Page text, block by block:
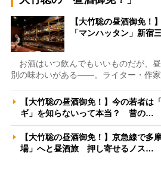
【大竹聡の昼酒御免！
「マンハッタン」新
お酒はいつ飲んでもいいものだが、
別の味わいがある――。ライター・作家
【大竹聡の昼酒御免！】今の若者は
ギ」を知らないって本当？ 昔の…
【大竹聡の昼酒御免！】京急線で多
場」へと昼酒旅 押し寄せるノス…